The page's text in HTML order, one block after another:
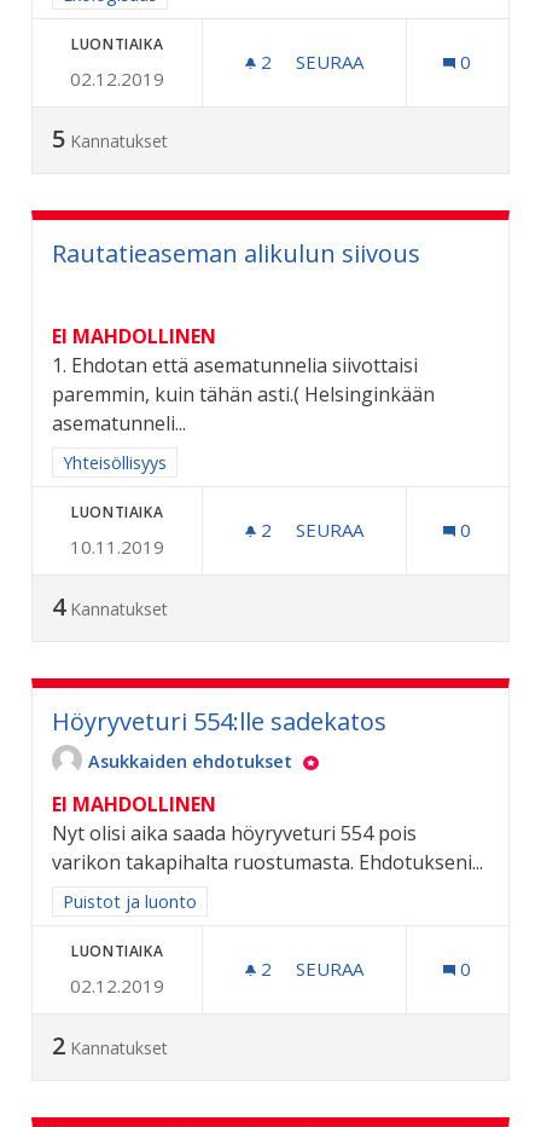
LUONTIAIKA
02.12.2019
2 2 SEURAAJAA
SEURAA 0
5 Kannatukset
Rautatieaseman alikulun siivous
EI MAHDOLLINEN
1. Ehdotan että asematunnelia siivottaisi
paremmin, kuin tähän asti.( Helsinginkään
asematunneli...
Rajaa tulokset aihepiirin mukaan: Yhteisöllisyys
Yhteisöllisyys
LUONTIAIKA
10.11.2019
2 2 SEURAAJAA
SEURAA 0
4 Kannatukset
Höyryveturi 554:lle sadekatos
Asukkaiden ehdotukset
EI MAHDOLLINEN
Nyt olisi aika saada höyryveturi 554 pois
varikon takapihalta ruostumasta. Ehdotukseni...
Rajaa tulokset aihepiirin mukaan: Puistot ja luonto
Puistot ja luonto
LUONTIAIKA
02.12.2019
2 2 SEURAAJAA
SEURAA 0
2 Kannatukset